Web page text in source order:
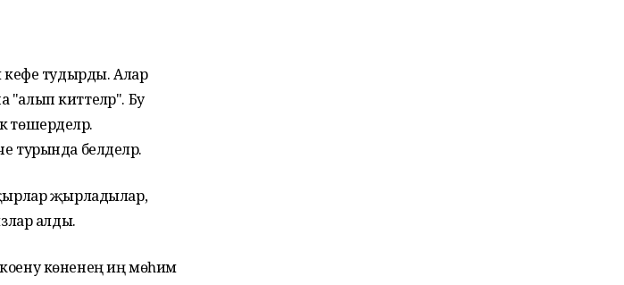
тудырды. Алар
"алып киттеләр". Бу
төшерделәр.
турында белделәр.
җырлар җырладылар,
алды.
коену көненең иң мөһим